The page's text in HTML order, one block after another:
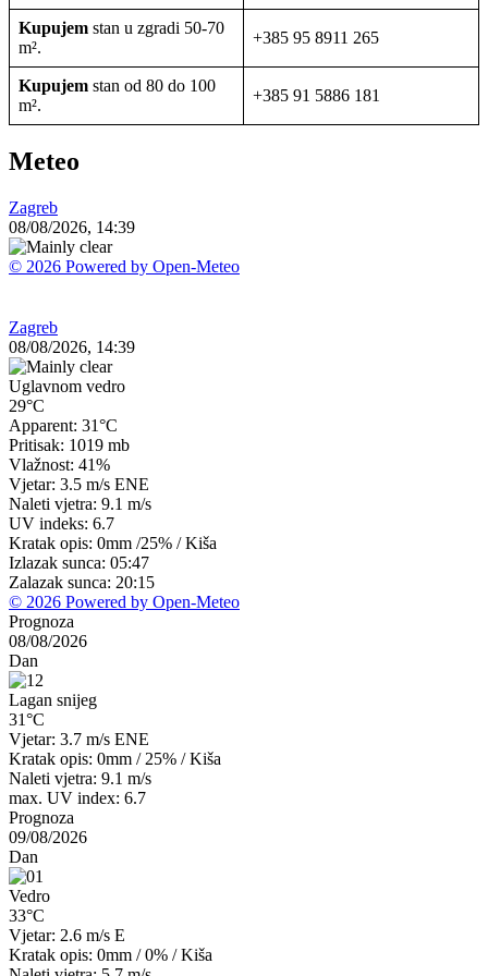
Kupujem stan u zgradi 50-70
m².
+385 95 8911 265
Kupujem stan od 80 do 100
m².
+385 91 5886 181
Meteo
Zagreb
08/08/2026, 14:39
© 2026 Powered by Open-Meteo
Zagreb
08/08/2026, 14:39
Uglavnom vedro
29°C
Apparent: 31°C
Pritisak: 1019 mb
Vlažnost: 41%
Vjetar: 3.5 m/s ENE
Naleti vjetra: 9.1 m/s
UV indeks: 6.7
Kratak opis: 0mm /25% /Kiša
Izlazak sunca: 05:47
Zalazak sunca: 20:15
© 2026 Powered by Open-Meteo
Prognoza
08/08/2026
Dan
Lagan snijeg
31°C
Vjetar: 3.7 m/s ENE
Kratak opis: 0mm / 25% /Kiša
Naleti vjetra: 9.1 m/s
max. UV index: 6.7
Prognoza
09/08/2026
Dan
Vedro
33°C
Vjetar: 2.6 m/s E
Kratak opis: 0mm /0% /Kiša